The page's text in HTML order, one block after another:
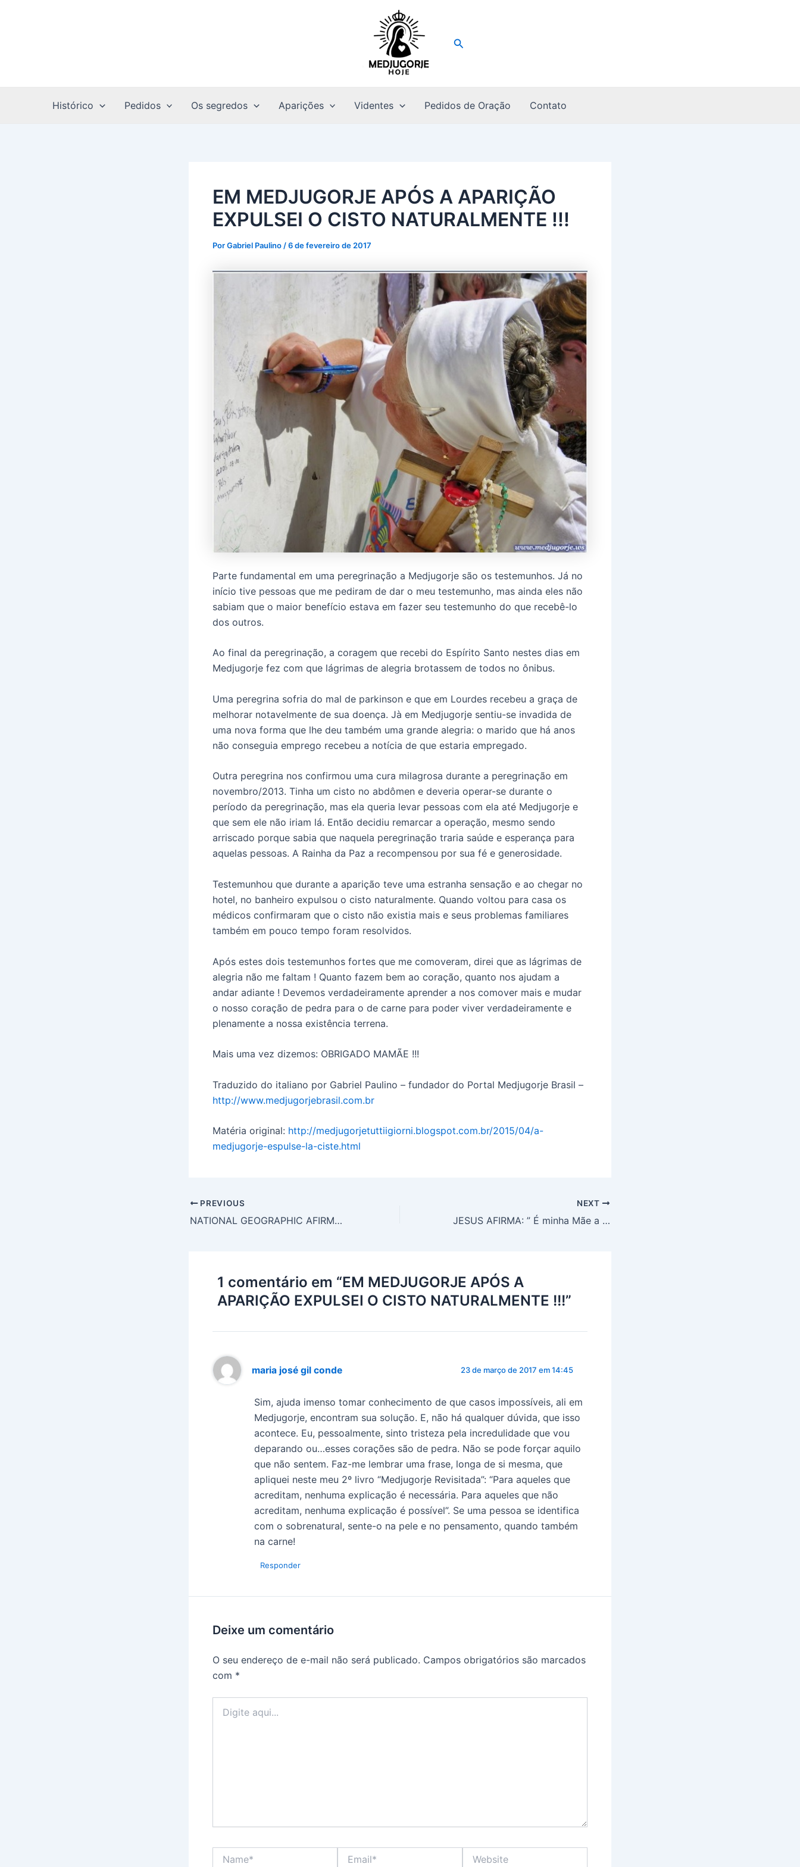
Pesquisar
Histórico Pedidos Os segredos Aparições Videntes Pedidos de Oração Contato
EM MEDJUGORJE APÓS A APARIÇÃO
EXPULSEI O CISTO NATURALMENTE !!!
PorGabriel Paulino /6 de fevereiro de 2017
Parte fundamental em uma peregrinação a Medjugorje são os testemunhos. Já no
início tive pessoas que me pediram de dar o meu testemunho, mas ainda eles não
sabiam que o maior benefício estava em fazer seu testemunho do que recebê-lo
dos outros.
Ao final da peregrinação, a coragem que recebi do Espírito Santo nestes dias em
Medjugorje fez com que lágrimas de alegria brotassem de todos no ônibus.
Uma peregrina sofria do mal de parkinson e que em Lourdes recebeu a graça de
melhorar notavelmente de sua doença. Jà em Medjugorje sentiu-se invadida de
uma nova forma que lhe deu também uma grande alegria: o marido que há anos
não conseguia emprego recebeu a notícia de que estaria empregado.
Outra peregrina nos confirmou uma cura milagrosa durante a peregrinação em
novembro/2013. Tinha um cisto no abdômen e deveria operar-se durante o
período da peregrinação, mas ela queria levar pessoas com ela até Medjugorje e
que sem ele não iriam lá. Então decidiu remarcar a operação, mesmo sendo
arriscado porque sabia que naquela peregrinação traria saúde e esperança para
aquelas pessoas. A Rainha da Paz a recompensou por sua fé e generosidade.
Testemunhou que durante a aparição teve uma estranha sensação e ao chegar no
hotel, no banheiro expulsou o cisto naturalmente. Quando voltou para casa os
médicos confirmaram que o cisto não existia mais e seus problemas familiares
também em pouco tempo foram resolvidos.
Após estes dois testemunhos fortes que me comoveram, direi que as lágrimas de
alegria não me faltam ! Quanto fazem bem ao coração, quanto nos ajudam a
andar adiante ! Devemos verdadeiramente aprender a nos comover mais e mudar
o nosso coração de pedra para o de carne para poder viver verdadeiramente e
plenamente a nossa existência terrena.
Mais uma vez dizemos: OBRIGADO MAMÃE !!!
Traduzido do italiano por Gabriel Paulino – fundador do Portal Medjugorje Brasil –
http://www.medjugorjebrasil.com.br
Matéria original: http://medjugorjetuttiigiorni.blogspot.com.br/2015/04/a-
medjugorje-espulse-la-ciste.html
PREVIOUS
NATIONAL GEOGRAPHIC AFIRMA: NADA IGUAL A MEDJUGORJE JAMAIS ACONTECEU EM TODA A HISTÓRIA DA HUMANIDADE !!!
NEXT
JESUS AFIRMA: ” É minha Mãe a que os impedirá de vagar sem rumo”
1 comentário em “EM MEDJUGORJE APÓS A
APARIÇÃO EXPULSEI O CISTO NATURALMENTE !!!”
maria josé gil conde 23 de março de 2017 em 14:45
Sim, ajuda imenso tomar conhecimento de que casos impossíveis, ali em
Medjugorje, encontram sua solução. E, não há qualquer dúvida, que isso
acontece. Eu, pessoalmente, sinto tristeza pela incredulidade que vou
deparando ou…esses corações são de pedra. Não se pode forçar aquilo
que não sentem. Faz-me lembrar uma frase, longa de si mesma, que
apliquei neste meu 2º livro “Medjugorje Revisitada”: “Para aqueles que
acreditam, nenhuma explicação é necessária. Para aqueles que não
acreditam, nenhuma explicação é possível”. Se uma pessoa se identifica
com o sobrenatural, sente-o na pele e no pensamento, quando também
na carne!
Responder
Deixe um comentário
O seu endereço de e-mail não será publicado. Campos obrigatórios são marcados
com *
aqui...